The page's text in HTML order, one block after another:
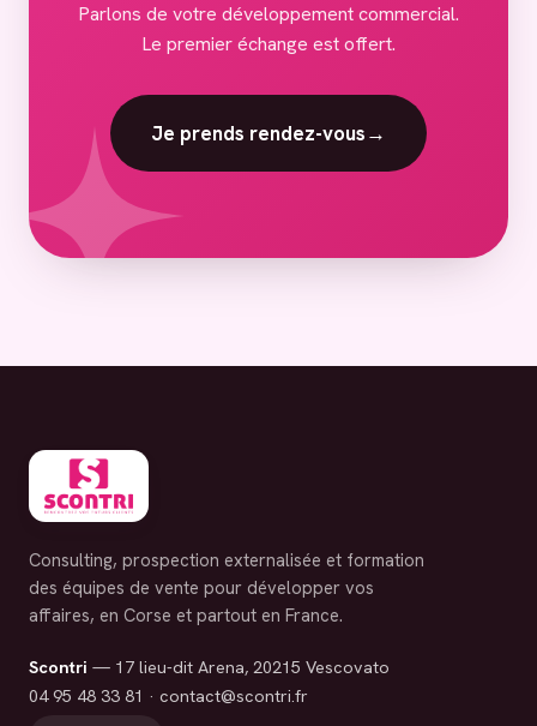
Parlons de votre développement commercial.
Le premier échange est offert.
Je prends rendez-vous→
Consulting, prospection externalisée et formation
des équipes de vente pour développer vos
affaires, en Corse et partout en France.
Scontri — 17 lieu-dit Arena, 20215 Vescovato
04 95 48 33 81 · contact@scontri.fr